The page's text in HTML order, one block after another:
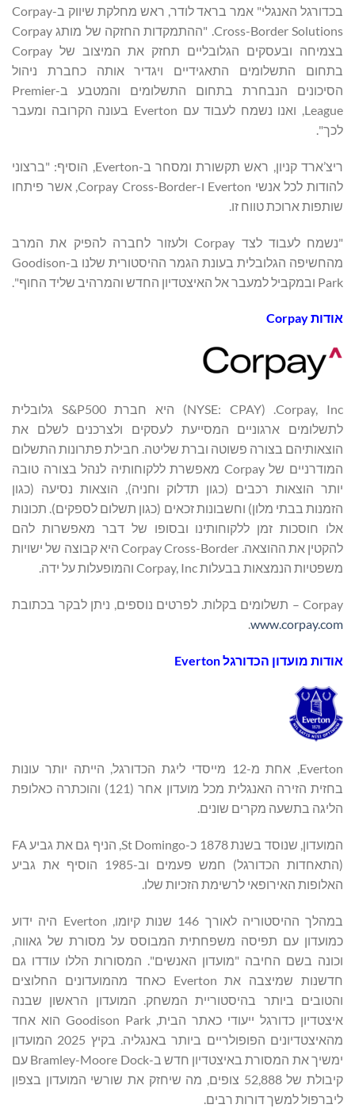
בכדורגל האנגלי" אמר בראד לודר, ראש מחלקת שיווק ב-Corpay
Cross-Border Solutions. "ההתמקדות החזקה של מותג Corpay
בצמיחה ובעסקים הגלובליים תחזק את המיצוב של Corpay
בתחום התשלומים התאגידיים ויגדיר אותה כחברת ניהול
הסיכונים הנבחרת בתחום התשלומים והמטבע ב-Premier
League, ואנו נשמח לעבוד עם Everton בעונה הקרובה ומעבר
לכך".
ריצ’ארד קניון, ראש תקשורת ומסחר ב-Everton, הוסיף: "ברצוני
להודות לכל אנשי Everton ו-Corpay Cross-Border, אשר פיתחו
שותפות ארוכת טווח זו.
"נשמח לעבוד לצד Corpay ולעזור לחברה להפיק את המרב
מהחשיפה הגלובלית בעונת הגמר ההיסטורית שלנו ב-Goodison
Park ובמקביל למעבר אל האיצטדיון החדש והמרהיב שליד החוף".
אודותCorpay
Corpay, Inc. ‏(NYSE: CPAY) היא חברת S&P500 גלובלית
לתשלומים ארגוניים המסייעת לעסקים ולצרכנים לשלם את
הוצאותיהם בצורה פשוטה וברת שליטה. חבילת פתרונות התשלום
המודרניים של Corpay מאפשרת ללקוחותיה לנהל בצורה טובה
יותר הוצאות רכבים (כגון תדלוק וחניה), הוצאות נסיעה (כגון
הזמנות בבתי מלון) וחשבונות זכאים (כגון תשלום לספקים). תכונות
אלו חוסכות זמן ללקוחותינו ובסופו של דבר מאפשרות להם
להקטין את ההוצאה. Corpay Cross-Border היא קבוצה של ישויות
משפטיות הנמצאות בבעלות Corpay, Inc והמופעלות על ידה.
Corpay – תשלומים בקלות. לפרטים נוספים, ניתן לבקר בכתובת
www.corpay.com
אודות מועדון הכדורגלEverton
Everton, אחת מ-12 מייסדי ליגת הכדורגל, הייתה יותר עונות
בחזית הזירה האנגלית מכל מועדון אחר (121) והוכתרה כאלופת
הליגה בתשעה מקרים שונים.
המועדון, שנוסד בשנת 1878 כ-St Domingo, הניף גם את גביע FA
(התאחדות הכדורגל) חמש פעמים וב-1985 הוסיף את גביע
האלופות האירופאי לרשימת הזכיות שלו.
במהלך ההיסטוריה לאורך 146 שנות קיומו, Everton היה ידוע
כמועדון עם תפיסה משפחתית המבוסס על מסורת של גאווה,
וכונה בשם החיבה "מועדון האנשים". המסורות הללו עודדו גם
חדשנות שמיצבה את Everton כאחד מהמועדונים החלוצים
והטובים ביותר בהיסטוריית המשחק. המועדון הראשון שבנה
איצטדיון כדורגל ייעודי כאתר הבית, Goodison Park הוא אחד
מהאיצטדיונים הפופולריים ביותר באנגליה. בקיץ 2025 המועדון
ימשיך את המסורת באיצטדיון חדש ב-Bramley-Moore Dock עם
קיבולת של 52,888 צופים, מה שיחזק את שורשי המועדון בצפון
ליברפול למשך דורות רבים.